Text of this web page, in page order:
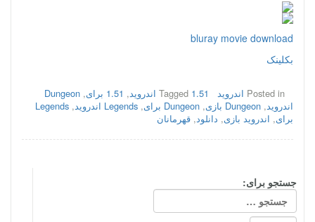
bluray movie download
بکلینک
Posted in اندروید Tagged 1.51 اندروید , 1.51 برای ,
Dungeon
اندروید, Dungeon بازی , Dungeon برای , Legends اندروید ,
Legends
برای, اندروید بازی, دانلود, قهرمانان
جستجو برای: